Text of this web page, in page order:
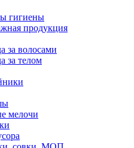
гигиены
продукция
за волосами
за телом
мелочи